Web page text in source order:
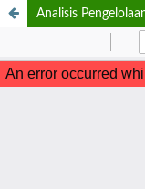
Analisis